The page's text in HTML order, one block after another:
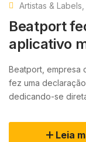
Artistas & Labels
Beatport
aplicativo
Beatport, empresa
fez uma
dedicando-se
Leia